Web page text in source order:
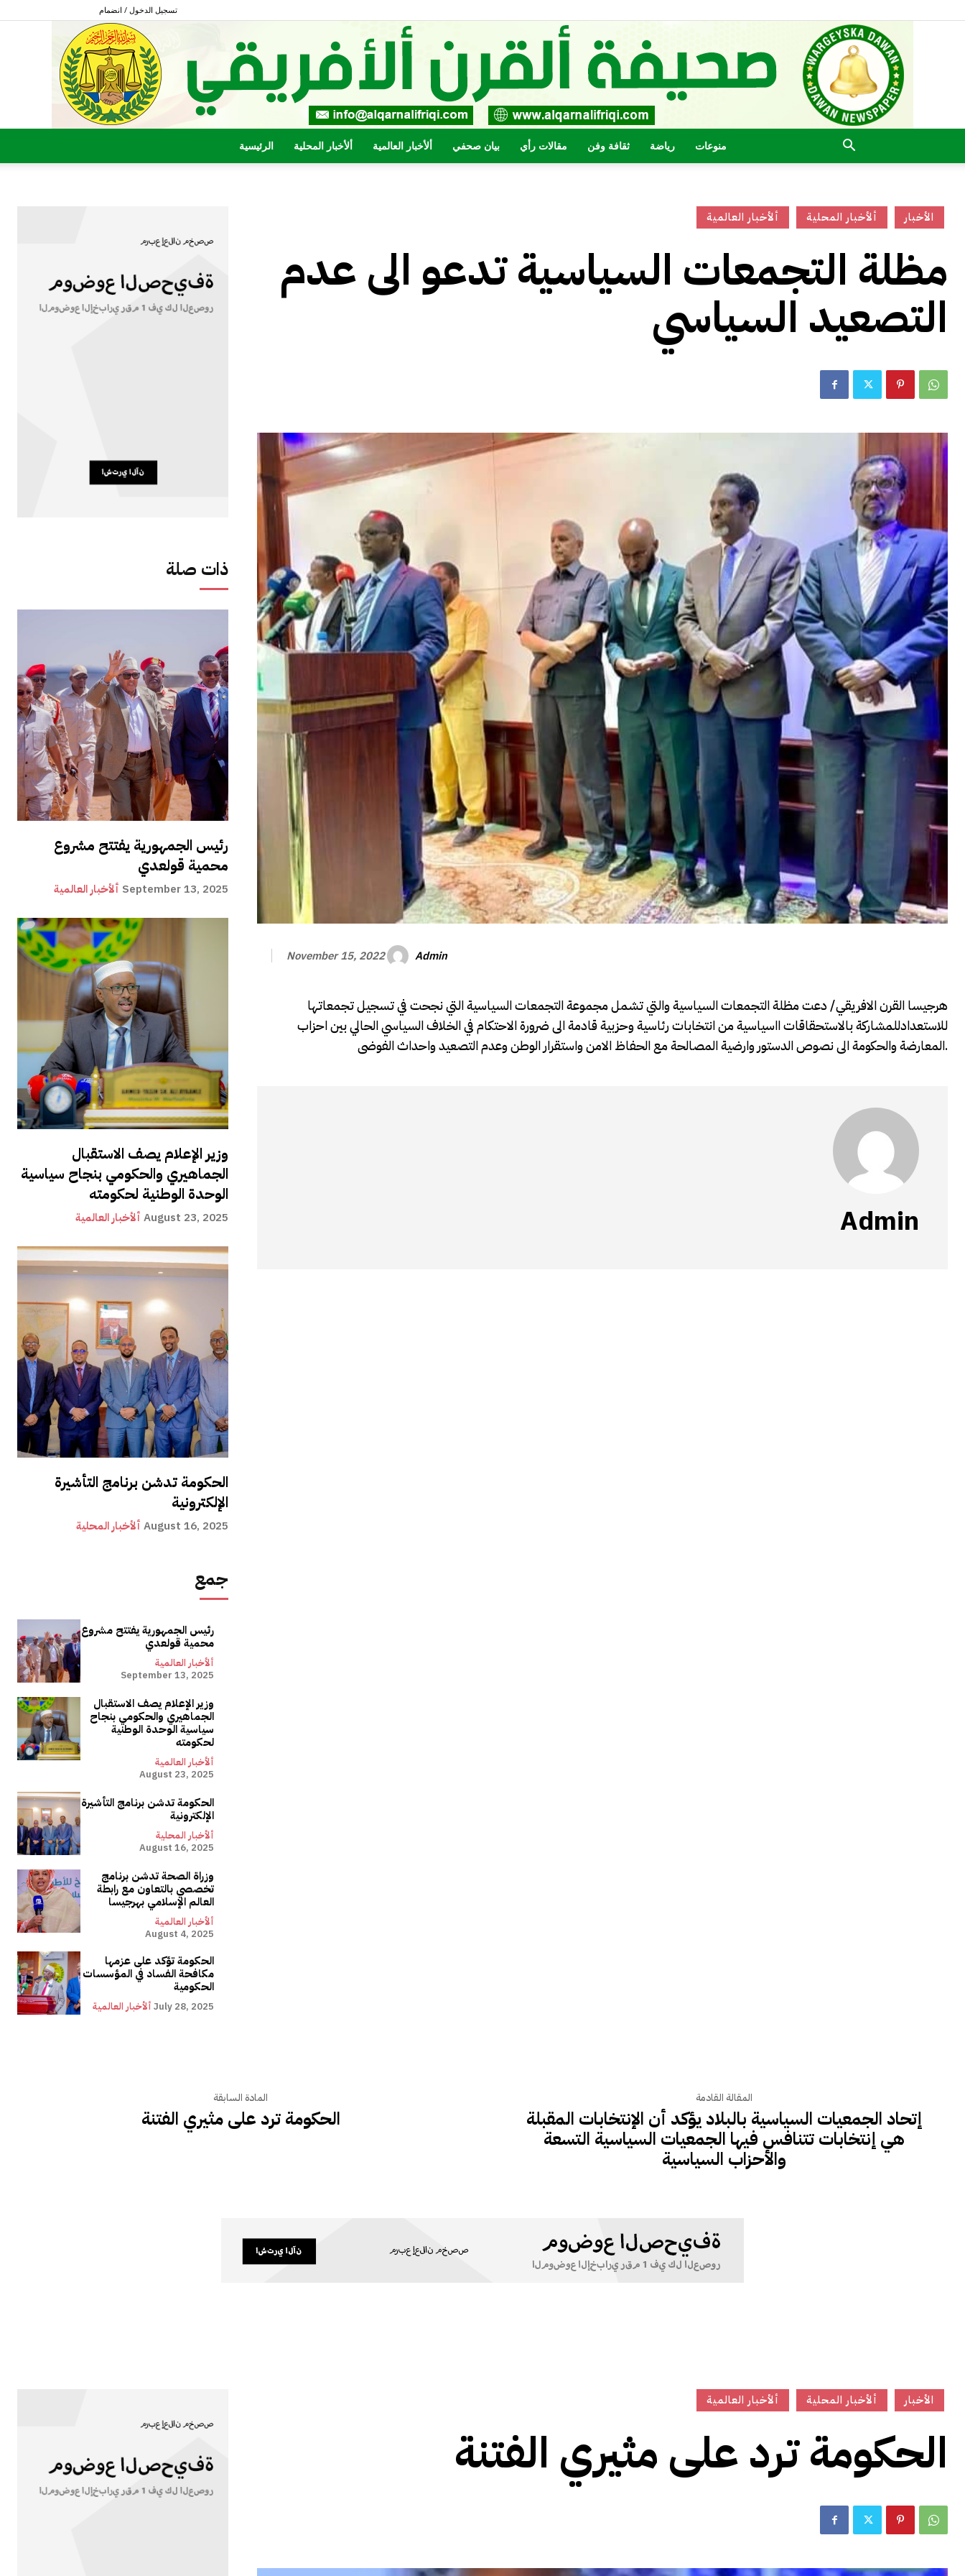
تسجيل الدخول / انضمام
القرن
الرئيسية ألأخبار المحلية ألأخبار العالمية بيان صحفي مقالات رأي ثقافة وفن رياضة منوعات
ذات صلة
رئيس الجمهورية يفتتح مشروع
محمية قولعدي
ألأخبار العالمية September 13, 2025
وزير الإعلام يصف الاستقبال
الجماهيري والحكومي بنجاح سياسية
الوحدة الوطنية لحكومته
ألأخبار العالمية August 23, 2025
الحكومة تدشن برنامج التأشيرة
الإلكترونية
ألأخبار المحلية August 16, 2025
جمع
رئيس الجمهورية يفتتح مشروع
محمية قولعدي
ألأخبار العالمية
September 13, 2025
وزير الإعلام يصف الاستقبال
الجماهيري والحكومي بنجاح
سياسية الوحدة الوطنية
لحكومته
ألأخبار العالمية
August 23, 2025
الحكومة تدشن برنامج التأشيرة
الإلكترونية
ألأخبار المحلية
August 16, 2025
وزراة الصحة تدشن برنامج
تخصصي بالتعاون مع رابطة
العالم الإسلامي بهرجيسا
ألأخبار العالمية
August 4, 2025
الحكومة تؤكد على عزمها
مكافحة الفساد في المؤسسات
الحكومية
ألأخبار العالمية July 28, 2025
ألأخبار العالمية ألأخبار المحلية الأخبار
مظلة التجمعات السياسية تدعو الى عدم
التصعيد السياسي
November 15, 2022 Admin
هرجيسا القرن الافريقي/ دعت مظلة التجمعات السياسية والتي تشمل مجموعة التجمعات السياسية التي نجحت في تسجيل تجمعاتها
للاستعدادللمشاركة بالاستحقاقات ااسياسية من انتخابات رئاسية وحزبية قادمة الى ضرورة الاحتكام في الخلاف السياسي الحالي بين احزاب
المعارضة والحكومة الى نصوص الدستور وارضية المصالحة مع الحفاظ الامن واستقرار الوطن وعدم التصعيد واحداث الفوضى.
Admin
المادة السابقة
الحكومة ترد على مثيري الفتنة
المقالة القادمة
إتحاد الجمعيات السياسية بالبلاد يؤكد أن الإنتخابات المقبلة
هي إنتخابات تتنافس فيها الجمعيات السياسية التسعة
والأحزاب السياسية